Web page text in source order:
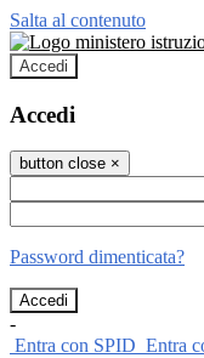
Salta al contenuto
Accedi
Accedi
button close ×
Password dimenticata?
-
Entra con SPID Entra